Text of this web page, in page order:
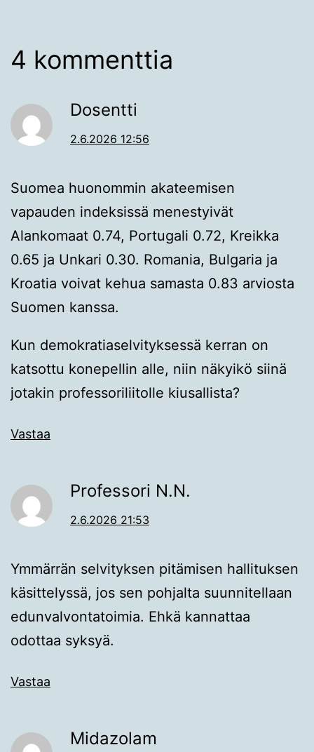
4 kommenttia
Dosentti
2.6.2026 12:56
Suomea huonommin akateemisen
vapauden indeksissä menestyivät
Alankomaat 0.74, Portugali 0.72, Kreikka
0.65 ja Unkari 0.30. Romania, Bulgaria ja
Kroatia voivat kehua samasta 0.83 arviosta
Suomen kanssa.
Kun demokratiaselvityksessä kerran on
katsottu konepellin alle, niin näkyikö siinä
jotakin professoriliitolle kiusallista?
Vastaa
Professori N.N.
2.6.2026 21:53
Ymmärrän selvityksen pitämisen hallituksen
käsittelyssä, jos sen pohjalta suunnitellaan
edunvalvontatoimia. Ehkä kannattaa
odottaa syksyä.
Vastaa
Midazolam